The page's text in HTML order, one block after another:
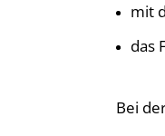
mit
das
Bei